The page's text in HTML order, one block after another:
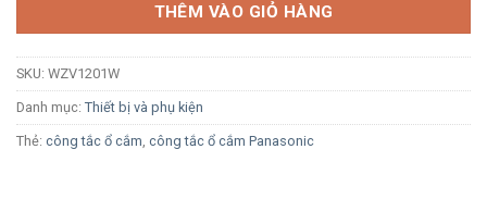
THÊM VÀO GIỎ HÀNG
SKU: WZV1201W
Danh mục: Thiết bị và phụ kiện
Thẻ: công tắc ổ cắm công tắc ổ cắm Panasonic